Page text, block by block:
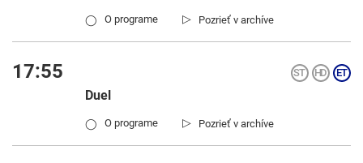
▷ Pozrieť v archíve
◯ O programe
17:55
Duel
▷ Pozrieť v archíve
◯ O programe